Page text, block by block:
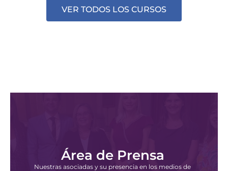
VER TODOS LOS CURSOS
Área de Prensa
Nuestras asociadas y su presencia en los medios de